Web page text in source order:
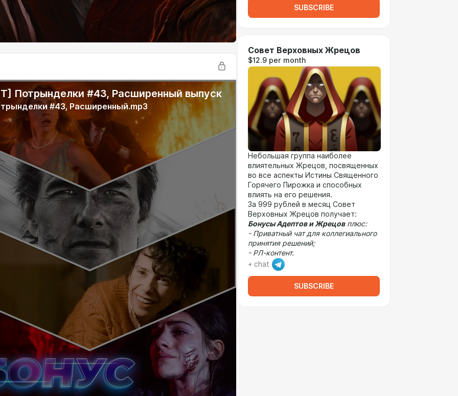
Потрынделки #43, Расширенный выпуск
#43, Расширенный.mp3
SUBSCRIBE
Совет Верховных Жрецов
$12.9 per month
Небольшая группа наиболее
влиятельных Жрецов, посвященных
во все аспекты Истины Священного
Горячего Пирожка и способных
влиять на его решения.
За 999 рублей в месяц Совет
Верховных Жрецов получает:
Бонусы Адептов и Жрецовплюс:
- Приватный чат для коллегиального
принятия решений;
- РЛ-контент.
+ chat
SUBSCRIBE